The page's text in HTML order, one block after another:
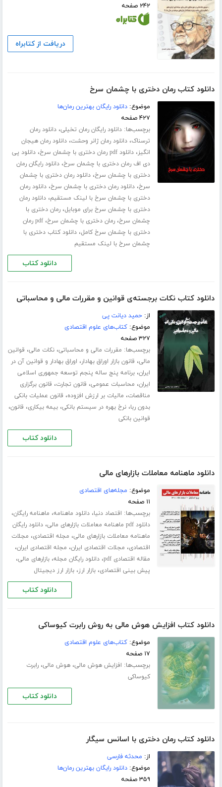
۲۴۲ صفحه
دریافت از کتابراه
دانلود کتاب رمان دختری با چشمان سرخ
موضوع:دانلود رایگان بهترین رمان‌ها
۴۲۷ صفحه
برچسب‌ها:دانلود رایگان رمان تخیلی،دانلود رمان
ترسناک،دانلود رمان ژانر وحشت،دانلود رمان هیجان
انگیز،دانلود pdf رمان دختری با چشمان سرخ ،دانلود پی
دی اف رمان دختری با چشمان سرخ،دانلود رایگان رمان
دختری با چشمان سرخ،دانلود رمان دختری با چشمان
سرخ،دانلود رمان دختری با چشمان سرخ،دانلود رمان
دختری با چشمان سرخ با لینک مستقیم،دانلود رمان
دختری با چشمان سرخ برای موبایل،رمان دختری با
چشمان سرخ،رمان دختری با چشمان سرخ،
pdf رمان
دختری با چشمان سرخ کامل،دانلود کتاب دختری با
چشمان سرخ با لینک مستقیم
دانلود کتاب
دانلود کتاب نکات برجسته‌ی قوانین و مقررات مالی و محاسباتی
از:حمید دیانت پی
موضوع:کتاب‌های علوم اقتصادی
۳۲۷ صفحه
برچسب‌ها: مقررات مالی و محاسباتی،نکات مالی، قوانین
مالی، قانون بازار اوراق بهادار، اوراق بهادار و قوانین آن در
ایران،برنامه پنج ساله پنجم توسعه جمهوری اسلامی
ایران، محاسبات عمومی، قانون تجارت، قانون برگزاری
مناقصات، مالیات بر ارزش افزوده، قانون عملیات بانکی
بدون ربا،نرخ بهره در سیستم بانکی،بیمه بیکاری، قانون،
قوانین بانکی
دانلود کتاب
دانلود ماهنامه معاملات بازارهای مالی
موضوع: مجله‌های اقتصادی
۱۱ صفحه
برچسب‌ها: اقتصاد دنیا،دانلود ماهنامه، ماهنامه رایگان،
دانلود pdf ماهنامه معاملات بازارهای مالی ،دانلود رایگان
ماهنامه معاملات بازارهای مالی، مجله اقتصادی، مجلات
اقتصادی، مجلات اقتصادی ایران، مجله اقتصادی ایران،
مقاله اقتصادی pdf ،دانلود رایگان مجله،بازارهای مالی،
پیش بینی اقتصادی،بازار ارز،بازار ارز دیجیتال
دانلود کتاب
دانلود کتاب افزایش هوش مالی به روش رابرت کیوساکی
موضوع:کتاب‌های علوم اقتصادی
۱۷ صفحه
برچسب‌ها: افزایش هوش مالی،هوش مالی،رابرت
کیوساکی
دانلود کتاب
دانلود کتاب رمان دختری با اسانس سیگار
از: محدثه فارسی
موضوع:دانلود رایگان بهترین رمان‌ها
۳۵۹ صفحه